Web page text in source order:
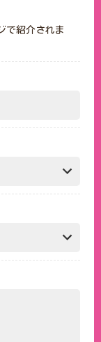
で紹介されま